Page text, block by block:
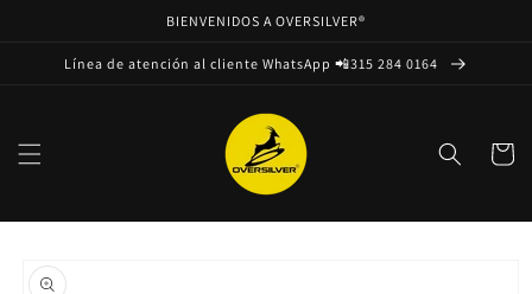
BIENVENIDOS A OVERSILVER®
Línea de atención al cliente WhatsApp 📲315 284 0164
Carrito
directamente
a la